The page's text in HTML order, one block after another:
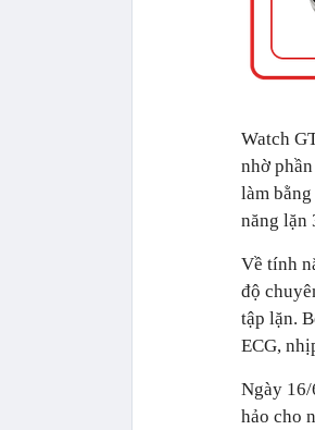
Watch
nhờ
làm
năng lặn
Về tính
độ
tập lặn.
ECG,
Ngày 16/
hảo cho